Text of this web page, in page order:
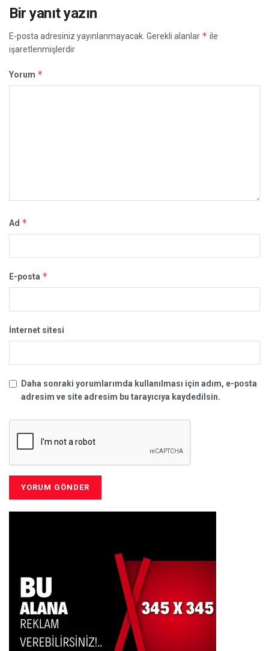
Bir yanıt yazın
E-posta adresiniz yayınlanmayacak. Gerekli alanlar * ile
işaretlenmişlerdir
Yorum *
Ad *
E-posta *
İnternet sitesi
Daha sonraki yorumlarımda kullanılması için adım, e-posta
adresim ve site adresim bu tarayıcıya kaydedilsin.